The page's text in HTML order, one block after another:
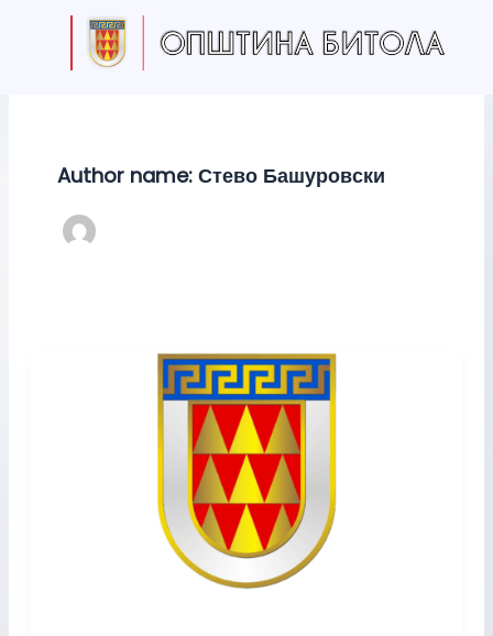
Author name: Стево Башуровски